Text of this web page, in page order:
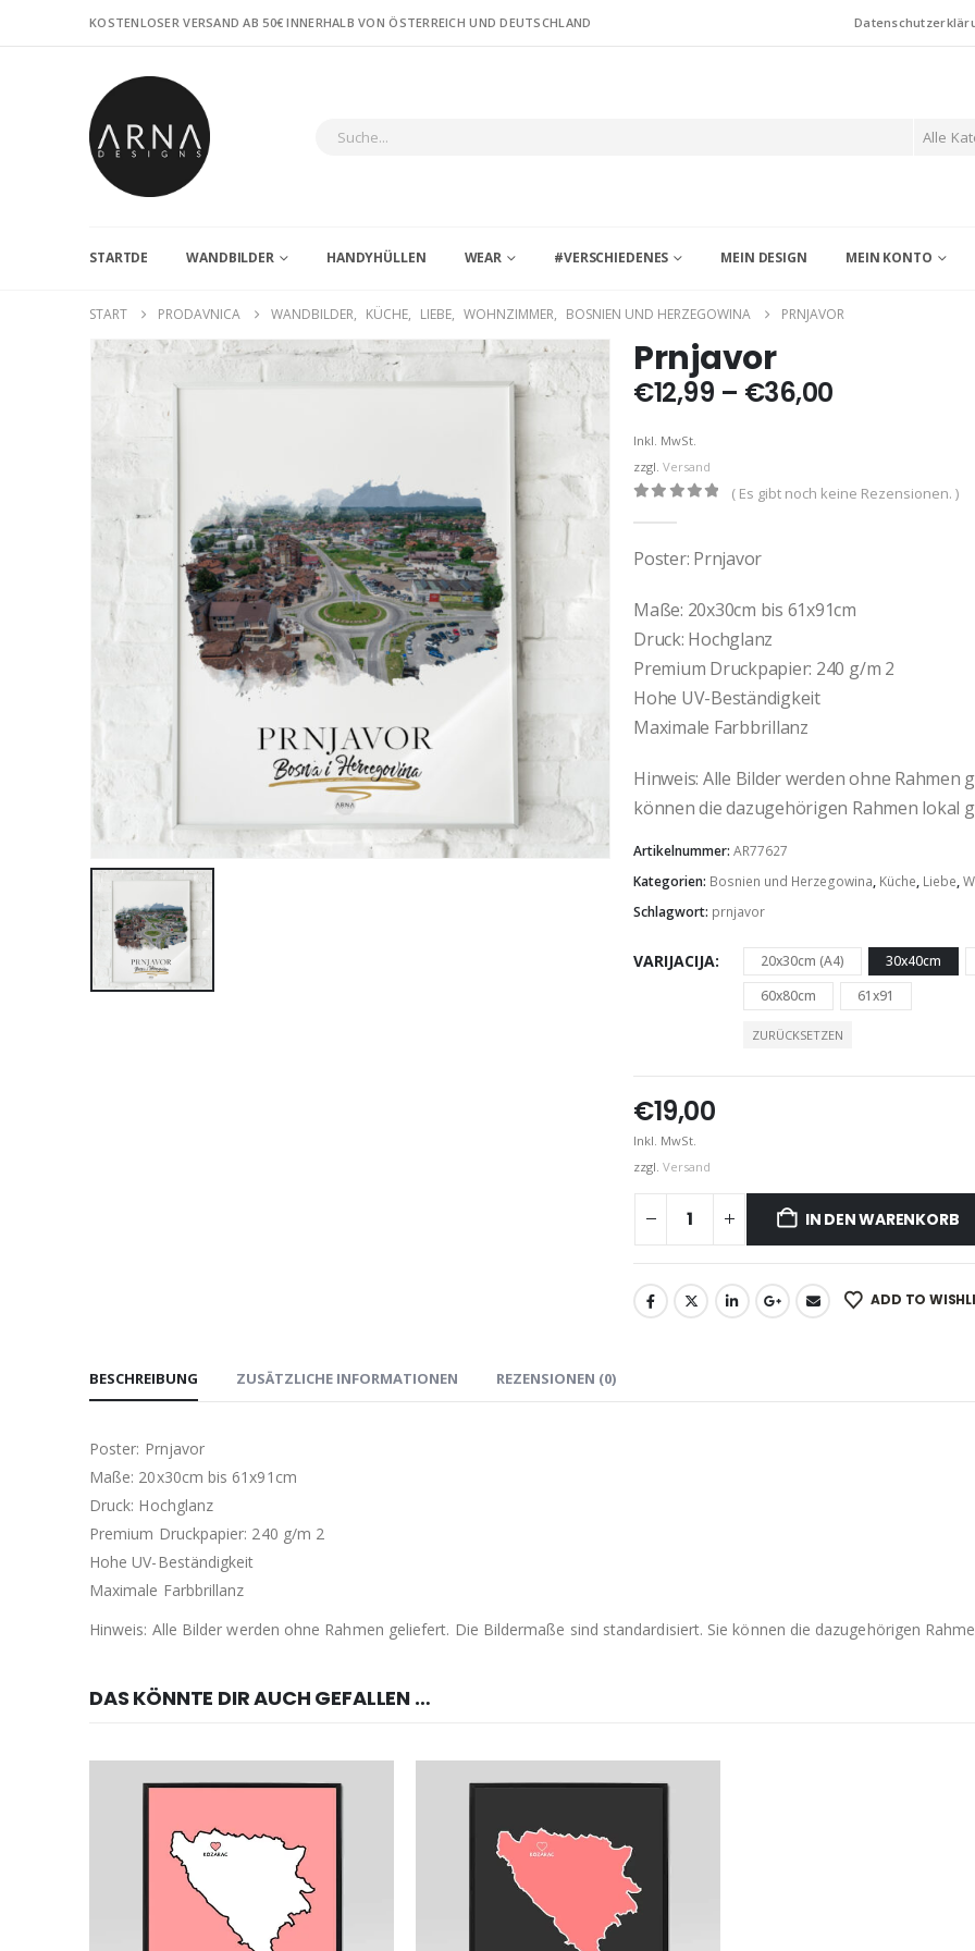
KOSTENLOSER VERSAND AB 50€ INNERHALB VON ÖSTERREICH UND DEUTSCHLAND
Alle
STARTDE WANDBILDER HANDYHÜLLEN WEAR #VERSCHIEDENES MEIN DESIGN MEIN KONTO
START PRODAVNICA WANDBILDER, KÜCHE, LIEBE, WOHNZIMMER, BOSNIEN UND HERZEGOWINA PRNJAVOR
Prnjavor
€12,99 – €36,00
Inkl. MwSt.
zzgl. Versand
( Es gibt noch keine Rezensionen. )
Poster: Prnjavor
Maße: 20x30cm bis 61x91cm
Druck: Hochglanz
Premium Druckpapier: 240 g/m 2
Hohe UV-Beständigkeit
Maximale Farbbrillanz
Hinweis: Alle Bilder werden ohne Rahmen
können die dazugehörigen Rahmen lokal
Artikelnummer: AR77627
Kategorien: Bosnien und Herzegowina, Küche, Liebe,
Schlagwort: prnjavor
VARIJACIJA 20x30cm (A4) 30x40cm
60x80cm
61x91
ZURÜCKSETZEN
€19,00
Inkl. MwSt.
zzgl. Versand
IN DEN WARENKORB
ADD TO
BESCHREIBUNG ZUSÄTZLICHE INFORMATIONEN REZENSIONEN (0)
Poster: Prnjavor
Maße: 20x30cm bis 61x91cm
Druck: Hochglanz
Premium Druckpapier: 240 g/m 2
Hohe UV-Beständigkeit
Maximale Farbbrillanz
Hinweis: Alle Bilder werden ohne Rahmen geliefert. Die Bildermaße sind standardisiert. Sie können die dazugehörigen
DAS KÖNNTE DIR AUCH GEFALLEN …